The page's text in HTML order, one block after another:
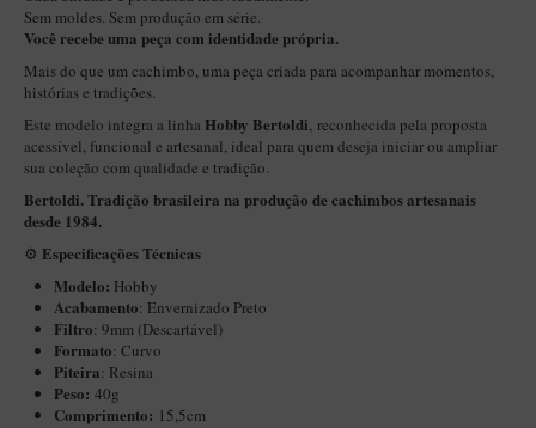
New Rose Polido
Petrus
Piccolo
Premium
Sextavado
Zuccardi
Callia
Encerado
Hobby
Speciale
BB Liso e Rústico
Sem moldes. Sem produção em série.
Você recebe uma peça com identidade própria.
Mais do que um cachimbo, uma peça criada para acompanhar momentos,
histórias e tradições.
Este modelo integra a linha Hobby Bertoldi, reconhecida pela proposta
acessível, funcional e artesanal, ideal para quem deseja iniciar ou ampliar
sua coleção com qualidade e tradição.
Bertoldi. Tradição brasileira na produção de cachimbos artesanais
desde 1984.
⚙️ Especificações Técnicas
Modelo: Hobby
Acabamento: Envernizado Preto
Filtro: 9mm (Descartável)
Formato: Curvo
Piteira: Resina
Peso: 40g
Comprimento: 15,5cm